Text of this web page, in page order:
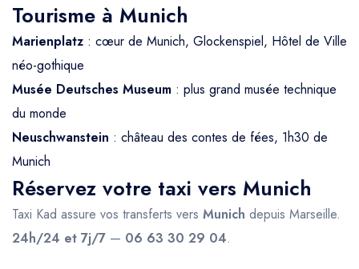
Tourisme à Munich
Marienplatz : cœur de Munich, Glockenspiel, Hôtel de Ville
néo-gothique
Musée Deutsches Museum : plus grand musée technique
du monde
Neuschwanstein : château des contes de fées, 1h30 de
Munich
Réservez votre taxi vers Munich
Taxi Kad assure vos transferts vers Munich depuis Marseille.
24h/24 et 7j/7 — 06 63 30 29 04.